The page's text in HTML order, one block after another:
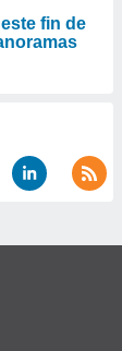
fin de